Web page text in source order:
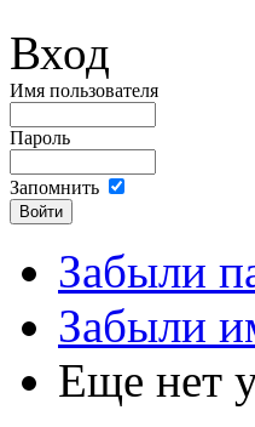
Вход
Имя пользователя
Пароль
Запомнить
Забыли
Забыли
Еще нет